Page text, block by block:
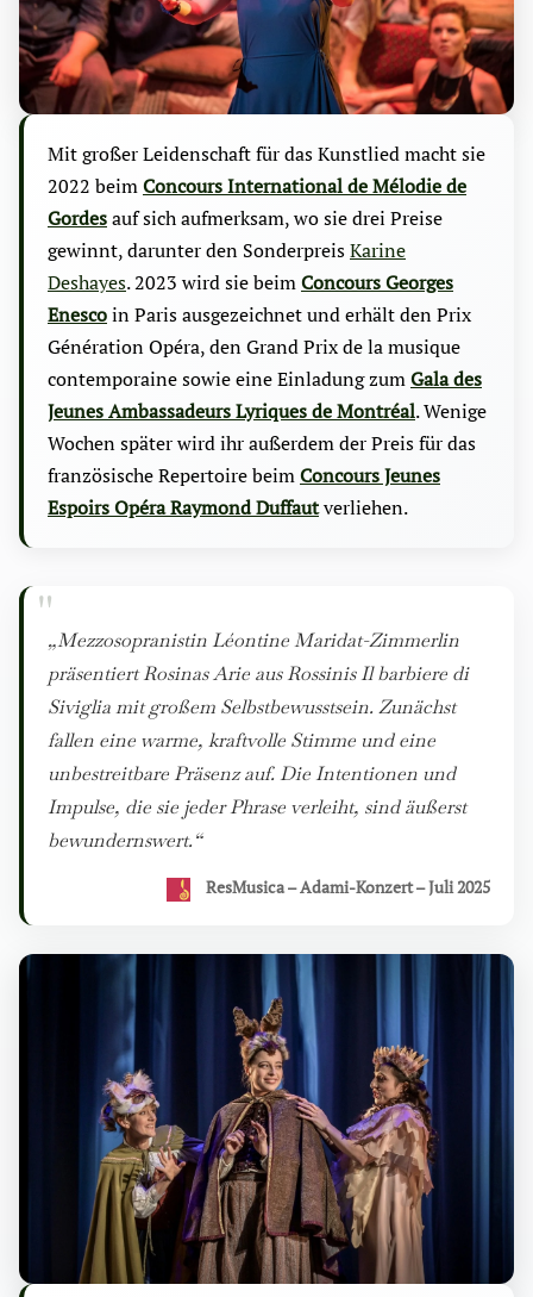
Mit großer Leidenschaft für das Kunstlied macht sie
2022 beimConcours International de Mélodie de
Gordesauf sich aufmerksam, wo sie drei Preise
gewinnt, darunter den SonderpreisKarine
Deshayes. 2023 wird sie beimConcours Georges
Enescoin Paris ausgezeichnet und erhält den Prix
Génération Opéra, den Grand Prix de la musique
contemporaine sowie eine Einladung zumGala des
Jeunes Ambassadeurs Lyriques de Montréal. Wenige
Wochen später wird ihr außerdem der Preis für das
französische Repertoire beimConcours Jeunes
Espoirs Opéra Raymond Duffautverliehen.
„Mezzosopranistin Léontine Maridat-Zimmerlin
präsentiert Rosinas Arie aus RossinisIl barbiere di
Sivigliamit großem Selbstbewusstsein. Zunächst
fallen eine warme, kraftvolle Stimme und eine
unbestreitbare Präsenz auf. Die Intentionen und
Impulse, die sie jeder Phrase verleiht, sind äußerst
bewundernswert.“
ResMusica – Adami-Konzert – Juli 2025